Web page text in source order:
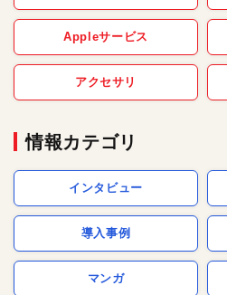
Appleサービス
アクセサリ
情報カテゴリ
インタビュー
導入事例
マンガ